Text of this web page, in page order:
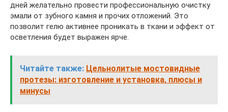
дней желательно провести профессиональную очистку
эмали от зубного камня и прочих отложений. Это
позволит гелю активнее проникать в ткани и эффект от
осветления будет выражен ярче.
Читайте также: Цельнолитые мостовидные
протезы: изготовление и установка, плюсы и
минусы